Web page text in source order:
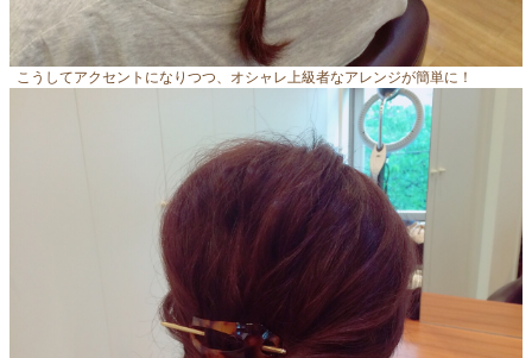
こうしてアクセントになりつつ、オシャレ上級者なアレンジが簡単に！